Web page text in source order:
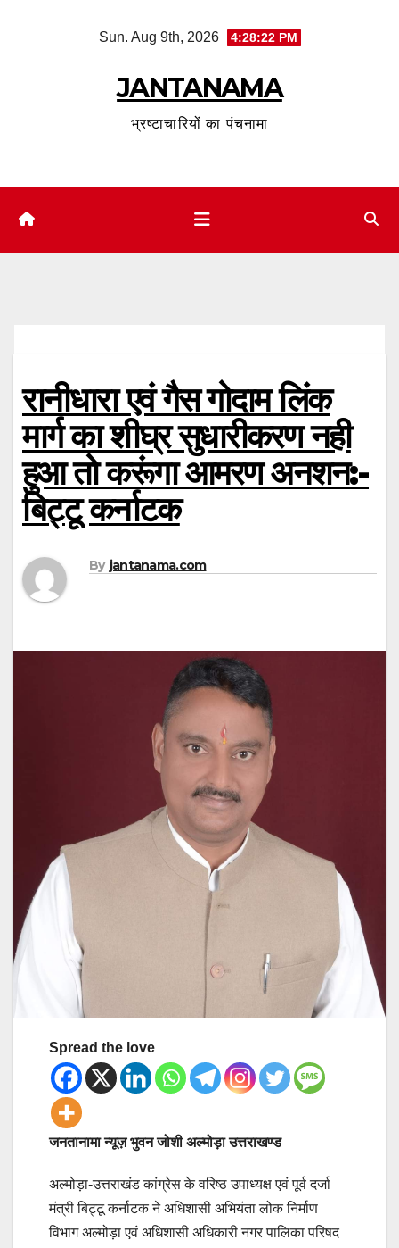
Sun. Aug 9th, 2026 4:28:23 PM
JANTANAMA
भ्रष्टाचारियों का पंचनामा
रानीधारा एवं गैस गोदाम लिंक
मार्ग का शीघ्र सुधारीकरण नही
हुआ तो करूंगा आमरण अनशन:-
बिट्टू कर्नाटक
By jantanama.com
Spread the love
जनतानामा न्यूज़ भुवन जोशी अल्मोड़ा उत्तराखण्ड
अल्मोड़ा-उत्तराखंड कांग्रेस के वरिष्ठ उपाध्यक्ष एवं पूर्व दर्जा
मंत्री बिट्टू कर्नाटक ने अधिशासी अभियंता लोक निर्माण
विभाग अल्मोड़ा एवं अधिशासी अधिकारी नगर पालिका परिषद